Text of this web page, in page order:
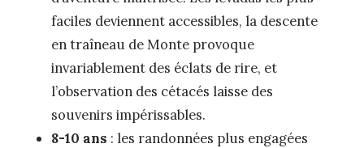
faciles deviennent accessibles, la descente
en traîneau de Monte provoque
invariablement des éclats de rire, et
l’observation des cétacés laisse des
souvenirs impérissables.
8-10 ans : les randonnées plus engagées